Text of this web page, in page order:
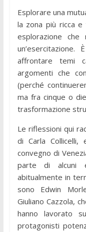
Esplorare una
la zona più ricca
esplorazione
affrontare temi
argomenti che
(perché
ma fra cinque o
trasformazione
Le riflessioni qui
di Carla
convegno di
parte di alcuni
abitualmente in
sono Edwin
Giuliano Cazzola,
hanno lavorato
protagonisti